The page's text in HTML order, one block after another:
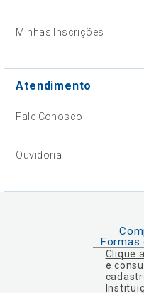
Minhas Inscrições
Atendimento
Fale Conosco
Ouvidoria
Formas
Clique
e